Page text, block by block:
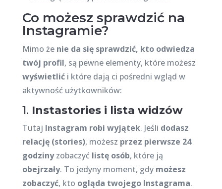
Co możesz sprawdzić na
Instagramie?
Mimo że nie da się sprawdzić, kto odwiedza
twój profil, są pewne elementy, które możesz
wyświetlići które dają ci pośredni wgląd w
aktywność użytkowników:
1. Instastories i lista widzów
Tutaj Instagram robi wyjątek. Jeśli dodasz
relację (stories), możesz przez pierwsze 24
godzinyzobaczyć listę osób, które ją
obejrzały. To jedyny moment, gdy możesz
zobaczyć, kto ogląda twojego Instagrama.